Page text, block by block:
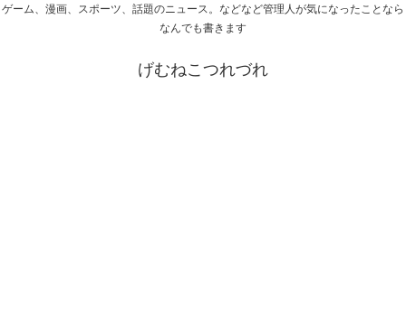
ゲーム、漫画、スポーツ、話題のニュース。などなど管理人が気になったことなら
なんでも書きます
げむねこつれづれ